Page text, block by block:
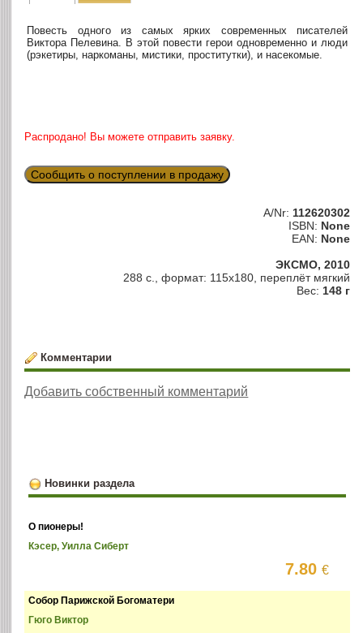
Повесть одного из самых ярких современных писателей
Виктора Пелевина. В этой повести герои одновременно и люди
(рэкетиры, наркоманы, мистики, проститутки), и насекомые.
Распродано! Вы можете отправить заявку.
Сообщить о поступлении в продажу
A/Nr: 112620302
ISBN: None
EAN: None
ЭКСМО, 2010
288 с., формат: 115х180, переплёт мягкий
Вес: 148 г
Комментарии
Добавить собственный комментарий
Новинки раздела
О пионеры!
Кэсер, Уилла Сиберт
7.80€
Собор Парижской Богоматери
Гюго Виктор